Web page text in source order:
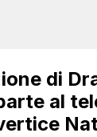
di
al